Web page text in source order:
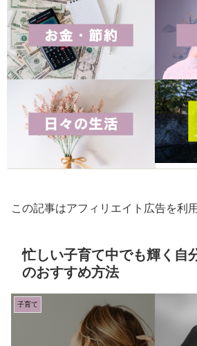
この記事はアフィリエイト広告を利
忙しい子育て中でも輝く自
のおすすめ方法
子育て